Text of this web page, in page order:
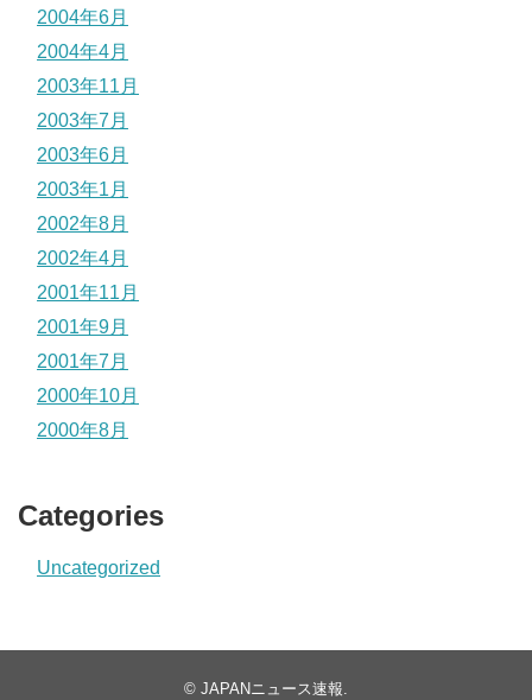
2004年6月
2004年4月
2003年11月
2003年7月
2003年6月
2003年1月
2002年8月
2002年4月
2001年11月
2001年9月
2001年7月
2000年10月
2000年8月
Categories
Uncategorized
© JAPANニュース速報